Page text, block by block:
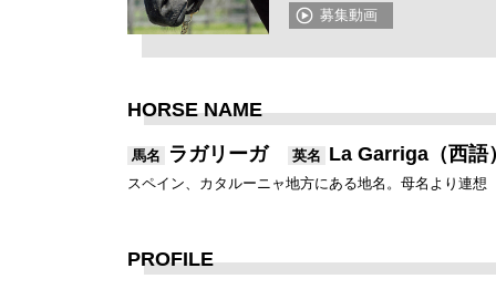
募集動画
HORSE NAME
馬名 ラガリーガ 英名 La Garriga（西語
スペイン、カタルーニャ地方にある地名。母名より連想
PROFILE